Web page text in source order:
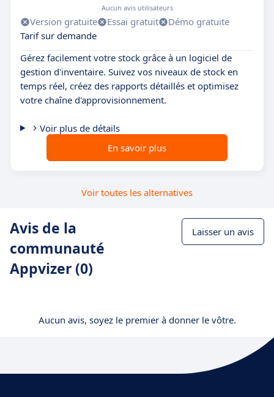
Aucun avis utilisateurs
Version gratuite Essai gratuit
Démo gratuite
Tarif sur demande
Gérez facilement votre stock grâce à un logiciel de
gestion d'inventaire. Suivez vos niveaux de stock en
temps réel, créez des rapports détaillés et optimisez
votre chaîne d'approvisionnement.
Voir plus de détails
En savoir plus
Voir toutes les alternatives
Avis de la
communauté
Appvizer (0)
Laisser un avis
Aucun avis, soyez le premier à donner le vôtre.